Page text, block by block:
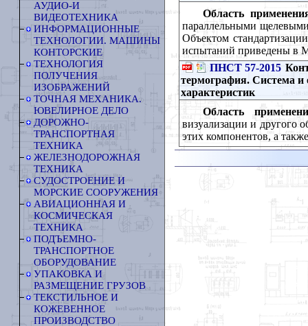
АУДИО-И
ВИДЕОТЕХНИКА
ИНФОРМАЦИОННЫЕ
ТЕХНОЛОГИИ. МАШИНЫ
КОНТОРСКИЕ
ТЕХНОЛОГИЯ
ПОЛУЧЕНИЯ
ИЗОБРАЖЕНИЙ
ТОЧНАЯ МЕХАНИКА.
ЮВЕЛИРНОЕ ДЕЛО
ДОРОЖНО-
ТРАНСПОРТНАЯ
ТЕХНИКА
ЖЕЛЕЗНОДОРОЖНАЯ
ТЕХНИКА
СУДОСТРОЕНИЕ И
МОРСКИЕ СООРУЖЕНИЯ
АВИАЦИОННАЯ И
КОСМИЧЕСКАЯ
ТЕХНИКА
ПОДЪЕМНО-
ТРАНСПОРТНОЕ
ОБОРУДОВАНИЕ
УПАКОВКА И
РАЗМЕЩЕНИЕ ГРУЗОВ
ТЕКСТИЛЬНОЕ И
КОЖЕВЕННОЕ
ПРОИЗВОДСТВО
Область
параллельными
Объектом
испытаний приведены
ПНСТ 57-2015
термография. Система и
характеристик
Область
визуализации и другого
этих компонентов, а